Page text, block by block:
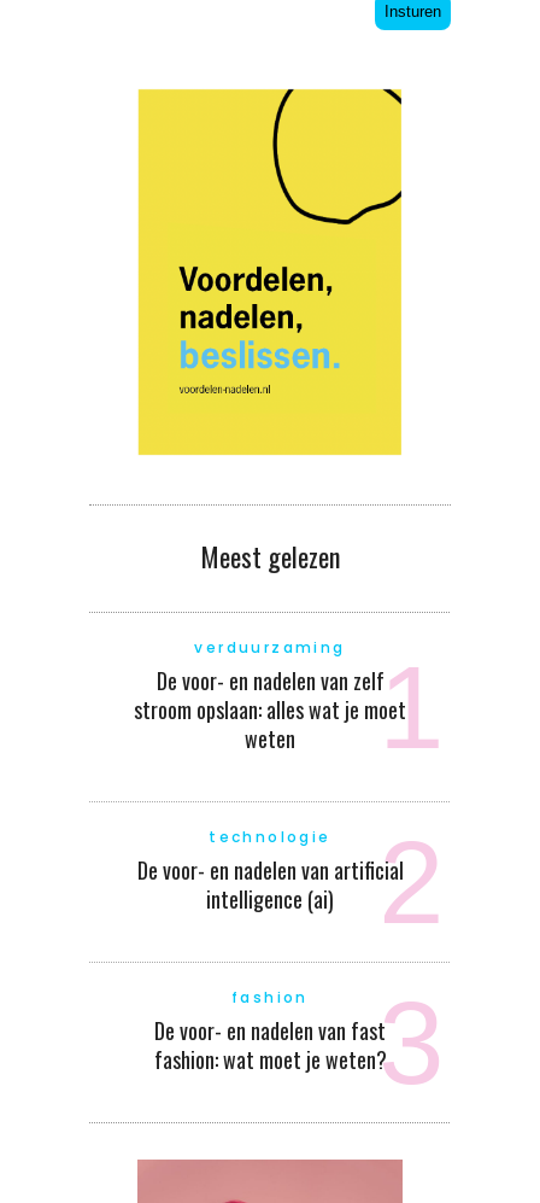
Insturen
Meest gelezen
verduurzaming
De voor- en nadelen van zelf
stroom opslaan: alles wat je moet
weten
technologie
De voor- en nadelen van artificial
intelligence (ai)
fashion
De voor- en nadelen van fast
fashion: wat moet je weten?